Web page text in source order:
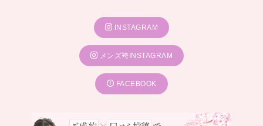
INSTAGRAM
メンズ袴INSTAGRAM
FACEBOOK